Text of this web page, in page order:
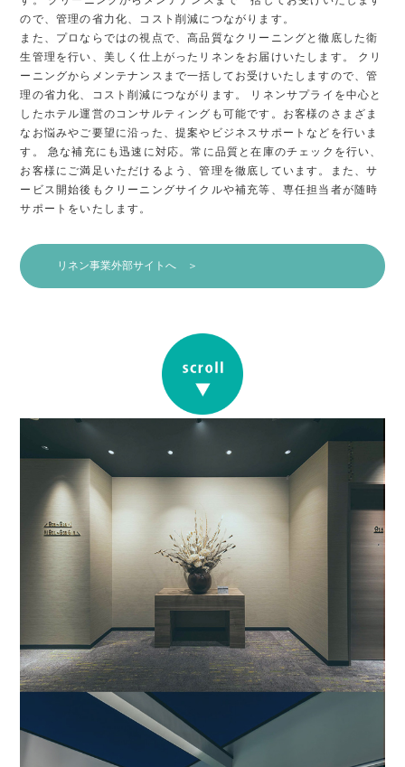
ので、管理の省力化、コスト削減につながります。
また、プロならではの視点で、高品質なクリーニングと徹底した衛
生管理 を行い、美しく仕上がったリネンをお届けいたします。
クリ
ーニングからメンテナンスまで一括してお受けいたしますので、管
理 の省力化、コスト削減につながります。
リネンサプライを中心と
したホテル運営のコンサルティングも可能です。 お客様のさまざま
なお悩みやご要望に沿った、提案やビジネスサポートな どを行いま
す。
急な補充にも迅速に対応。常に品質と在庫のチェックを行い、
お客様にご満足いただけるよう、管理を徹底しています。また、サ
ービス開始後もク リーニングサイクルや補充等、専任担当者が随時
サポートをいたします。
リネン事業外部サイトへ ＞